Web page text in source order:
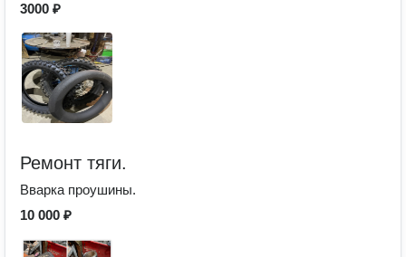
3000 ₽
Ремонт тяги.
Вварка проушины.
10 000 ₽